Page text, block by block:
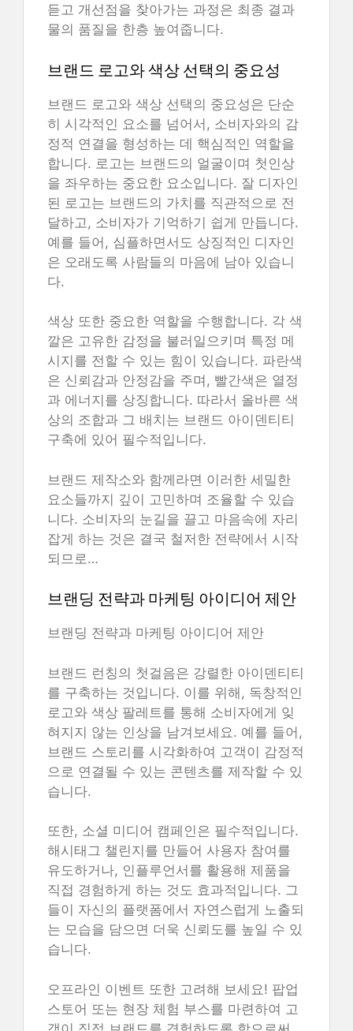
듣고 개선점을 찾아가는 과정은 최종 결과
물의 품질을 한층 높여줍니다.
브랜드 로고와 색상 선택의 중요성
브랜드 로고와 색상 선택의 중요성은 단순
히 시각적인 요소를 넘어서, 소비자와의 감
정적 연결을 형성하는 데 핵심적인 역할을
합니다. 로고는 브랜드의 얼굴이며 첫인상
을 좌우하는 중요한 요소입니다. 잘 디자인
된 로고는 브랜드의 가치를 직관적으로 전
달하고, 소비자가 기억하기 쉽게 만듭니다.
예를 들어, 심플하면서도 상징적인 디자인
은 오래도록 사람들의 마음에 남아 있습니
다.
색상 또한 중요한 역할을 수행합니다. 각 색
깔은 고유한 감정을 불러일으키며 특정 메
시지를 전할 수 있는 힘이 있습니다. 파란색
은 신뢰감과 안정감을 주며, 빨간색은 열정
과 에너지를 상징합니다. 따라서 올바른 색
상의 조합과 그 배치는 브랜드 아이덴티티
구축에 있어 필수적입니다.
브랜드 제작소와 함께라면 이러한 세밀한
요소들까지 깊이 고민하며 조율할 수 있습
니다. 소비자의 눈길을 끌고 마음속에 자리
잡게 하는 것은 결국 철저한 전략에서 시작
되므로…
브랜딩 전략과 마케팅 아이디어 제안
브랜딩 전략과 마케팅 아이디어 제안
브랜드 런칭의 첫걸음은 강렬한 아이덴티티
를 구축하는 것입니다. 이를 위해, 독창적인
로고와 색상 팔레트를 통해 소비자에게 잊
혀지지 않는 인상을 남겨보세요. 예를 들어,
브랜드 스토리를 시각화하여 고객이 감정적
으로 연결될 수 있는 콘텐츠를 제작할 수 있
습니다.
또한, 소셜 미디어 캠페인은 필수적입니다.
해시태그 챌린지를 만들어 사용자 참여를
유도하거나, 인플루언서를 활용해 제품을
직접 경험하게 하는 것도 효과적입니다. 그
들이 자신의 플랫폼에서 자연스럽게 노출되
는 모습을 담으면 더욱 신뢰도를 높일 수 있
습니다.
오프라인 이벤트 또한 고려해 보세요! 팝업
스토어 또는 현장 체험 부스를 마련하여 고